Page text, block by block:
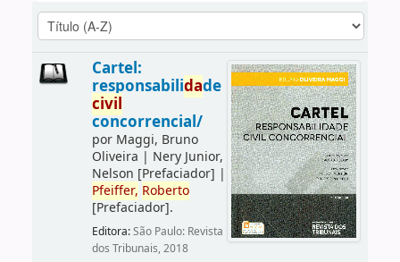
Cartel:
responsabilidade
civil
concorrencial/
por Maggi, Bruno
Oliveira | Nery Junior,
Nelson [Prefaciador] |
Pfeiffer, Roberto
[Prefaciador].
Editora:São Paulo: Revista
dos Tribunais, 2018